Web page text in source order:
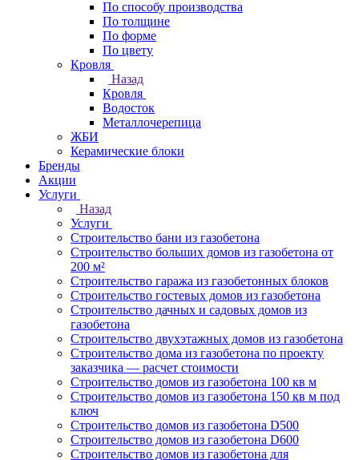
По способу производства
По толщине
По форме
По цвету
Кровля
Назад
Кровля
Водосток
Металлочерепица
ЖБИ
Керамические блоки
Бренды
Акции
Услуги
Назад
Услуги
Строительство бани из газобетона
Строительство больших домов из газобетона от
200 м²
Строительство гаража из газобетонных блоков
Строительство гостевых домов из газобетона
Строительство дачных и садовых домов из
газобетона
Строительство двухэтажных домов из газобетона
Строительство дома из газобетона по проекту
заказчика — расчет стоимости
Строительство домов из газобетона 100 кв м
Строительство домов из газобетона 150 кв м под
ключ
Строительство домов из газобетона D500
Строительство домов из газобетона D600
Строительство домов из газобетона для